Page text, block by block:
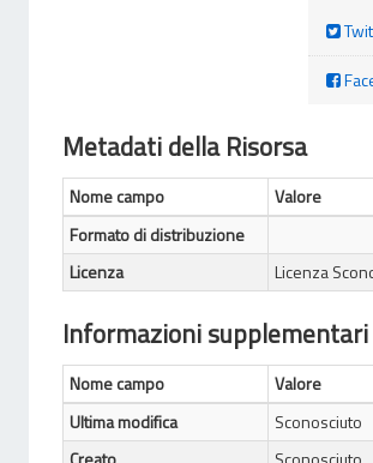
Metadati della Risorsa
Nome campo
Valore
Formato di distribuzione
Licenza
Licenza
Informazioni supplementari
Nome campo
Valore
Ultima modifica
Sconosciuto